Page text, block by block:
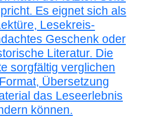
Es eignet sich als
Lesekreis-
Geschenk oder
Literatur. Die
sorgfältig verglichen
Übersetzung
das Leseerlebnis
können.